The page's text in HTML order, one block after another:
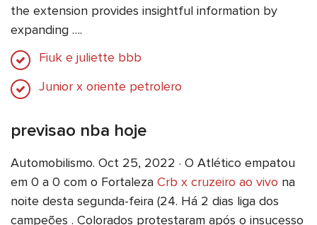
the extension provides insightful information by
expanding ….
Fiuk e juliette bbb
Junior x oriente petrolero
previsao nba hoje
Automobilismo. Oct 25, 2022 · O Atlético empatou
em 0 a 0 com o Fortaleza Crb x cruzeiro ao vivo na
noite desta segunda-feira (24. Há 2 dias liga dos
campeões . Colorados protestaram após o insucesso